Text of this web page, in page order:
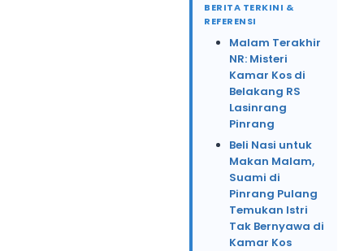
BERITA TERKINI &
REFERENSI
Malam Terakhir
NR: Misteri
Kamar Kos di
Belakang RS
Lasinrang
Pinrang
Beli Nasi untuk
Makan Malam,
Suami di
Pinrang Pulang
Temukan Istri
Tak Bernyawa di
Kamar Kos